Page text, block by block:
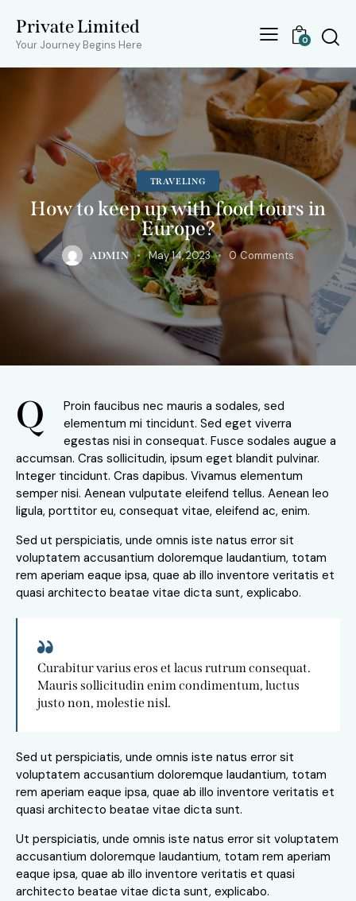
Private Limited
Your Journey Begins Here 0
TRAVELING
How to keep up with food tours in
Europe?
ADMIN May 14, 2023 0 Comments
Q
Proin faucibus nec mauris a sodales, sed
elementum mi tincidunt. Sed eget viverra
egestas nisi in consequat. Fusce sodales augue a
accumsan. Cras sollicitudin, ipsum eget blandit pulvinar.
Integer tincidunt. Cras dapibus. Vivamus elementum
semper nisi. Aenean vulputate eleifend tellus. Aenean leo
ligula, porttitor eu, consequat vitae, eleifend ac, enim.
Sed ut perspiciatis, unde omnis iste natus error sit
voluptatem accusantium doloremque laudantium, totam
rem aperiam eaque ipsa, quae ab illo inventore veritatis et
quasi architecto beatae vitae dicta sunt, explicabo.
Curabitur varius eros et lacus rutrum consequat.
Mauris sollicitudin enim condimentum, luctus
justo non, molestie nisl.
Sed ut perspiciatis, unde omnis iste natus error sit
voluptatem accusantium doloremque laudantium, totam
rem aperiam eaque ipsa, quae ab illo inventore veritatis et
quasi architecto beatae vitae dicta sunt.
Ut perspiciatis, unde omnis iste natus error sit voluptatem
accusantium doloremque laudantium, totam rem aperiam
eaque ipsa, quae ab illo inventore veritatis et quasi
architecto beatae vitae dicta sunt, explicabo.